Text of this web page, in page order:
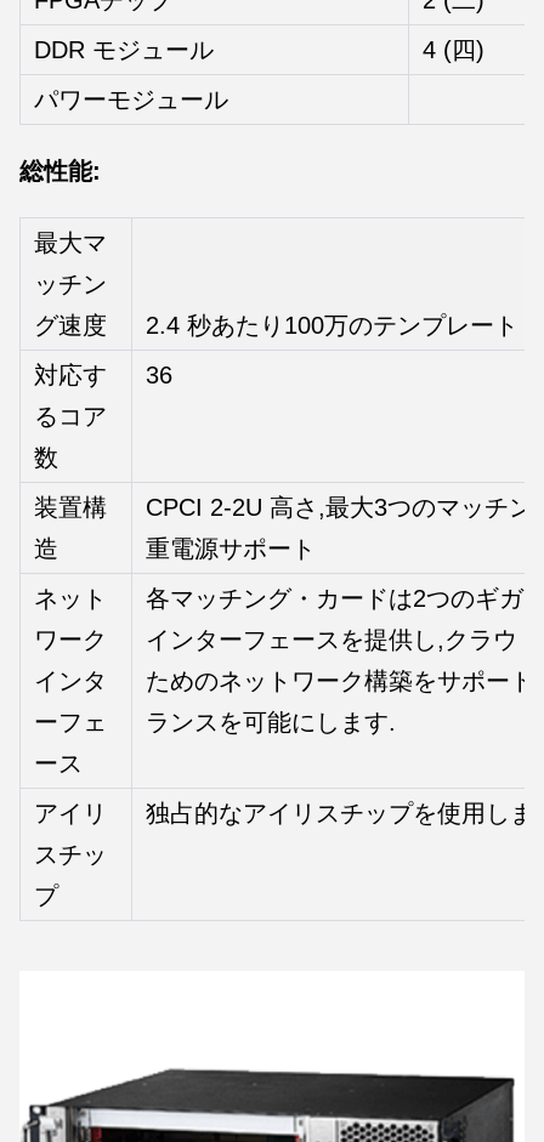
DDR モジュール
4 (四)
パワーモジュール
総性能:
最大マ
ッチン
グ速度
2.4 秒あたり100万のテンプレート
対応す
るコア
数
36
装置構
造
CPCI 2-2U 高さ,最大3つのマッチン
重電源サポート
ネット
ワーク
インタ
ーフェ
ース
各マッチング・カードは2つのギガ
インターフェースを提供し,クラウ
ためのネットワーク構築をサポー
ランスを可能にします.
アイリ
スチッ
プ
独占的なアイリスチップを使用しま